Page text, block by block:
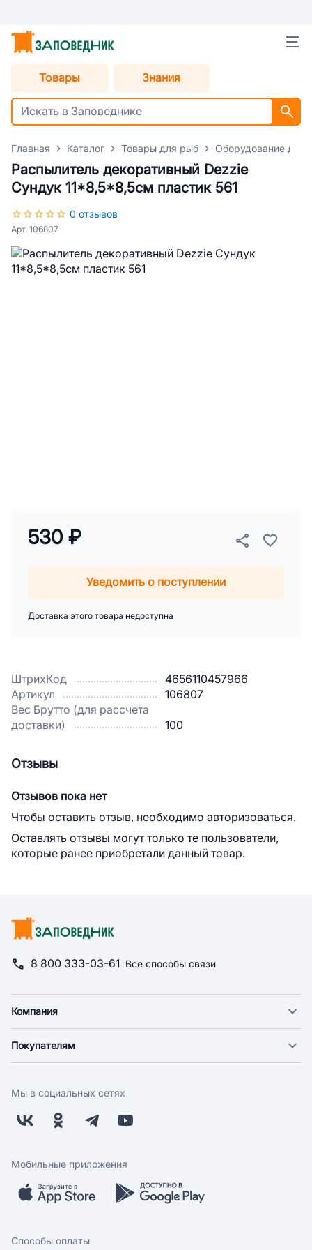
Товары Знания
Главная Каталог Товары для рыб Оборудование для
Распылитель декоративный Dezzie
Сундук 11*8,5*8,5см пластик 561
0 отзывов
Арт. 106807
ШтрихКод
4656110457966
Артикул
106807
Вес Брутто (для рассчета
доставки)
100
530 ₽
Уведомить о поступлении
Доставка этого товара недоступна
Отзывы
Отзывов пока нет
Чтобы оставить отзыв, необходимо авторизоваться.
Оставлять отзывы могут только те пользователи,
которые ранее приобретали данный товар.
8 800 333-03-61 Все способы связи
Компания
Новости
Поставщикам
Заводчикам
Обратная связь
Покупателям
Оплата
Бонусная программа
Скидки и акции
Мобильное приложение
Мы в социальных сетях
Мобильные приложения
Способы оплаты